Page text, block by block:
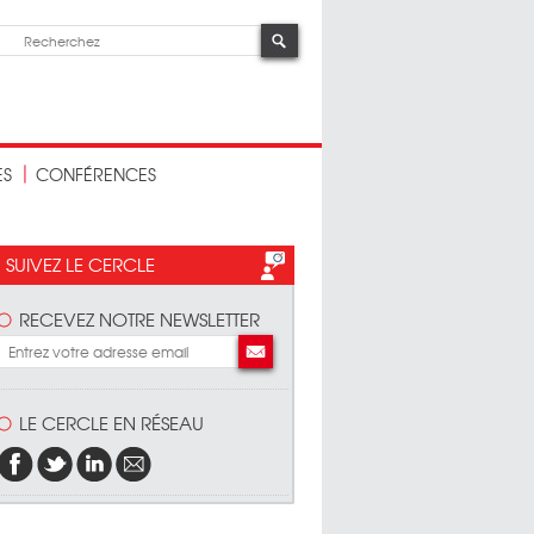
CONFÉRENCES
SUIVEZ LE CERCLE
RECEVEZ NOTRE NEWSLETTER
LE CERCLE EN RÉSEAU